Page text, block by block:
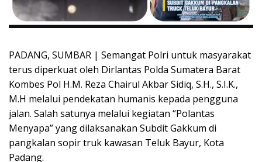
PADANG, SUMBAR | Semangat Polri untuk masyarakat
terus diperkuat oleh Dirlantas Polda Sumatera Barat
Kombes Pol H.M. Reza Chairul Akbar Sidiq, S.H., S.I.K.,
M.H melalui pendekatan humanis kepada pengguna
jalan. Salah satunya melalui kegiatan “Polantas
Menyapa” yang dilaksanakan Subdit Gakkum di
pangkalan sopir truk kawasan Teluk Bayur, Kota
Padang.